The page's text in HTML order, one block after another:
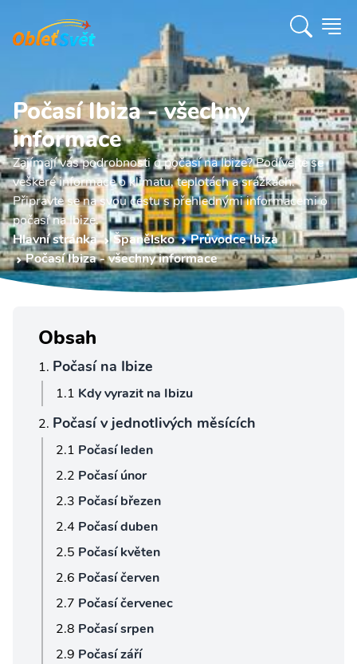
Počasí Ibiza - všechny
informace
Zajímají vás podrobnosti o počasí na Ibize? Podívejte se
veškeré informace o klimatu, teplotách a srážkách.
Připravte se na svou cestu s přehlednými informacemi o
počasí na Ibize.
Hlavní stránka
Španělsko
Průvodce Ibiza
Počasí Ibiza - všechny informace
Obsah
Počasí na Ibize
Kdy vyrazit na Ibizu
Počasí v jednotlivých měsících
Počasí leden
Počasí únor
Počasí březen
Počasí duben
Počasí květen
Počasí červen
Počasí červenec
Počasí srpen
Počasí září